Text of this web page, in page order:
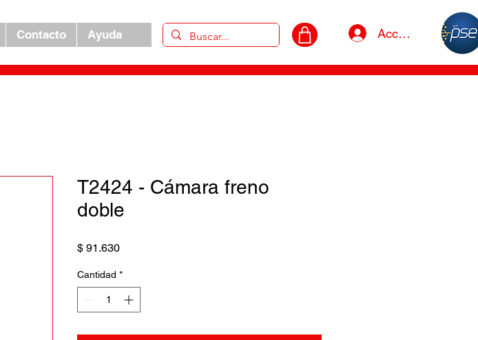
Contacto Ayuda Acceso
T2424 - Cámara freno
doble
$ 91.630Precio
Cantidad *